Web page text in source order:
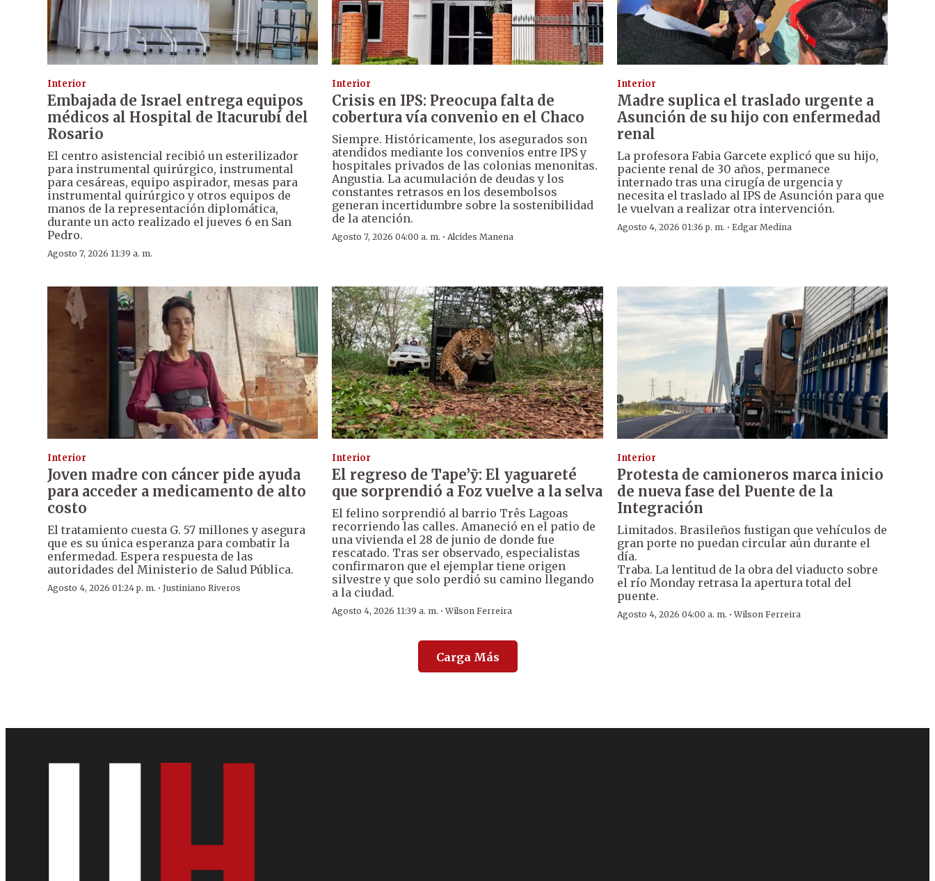
Interior
Embajada de Israel entrega equipos
médicos al Hospital de Itacurubí del
Rosario
El centro asistencial recibió un esterilizador
para instrumental quirúrgico, instrumental
para cesáreas, equipo aspirador, mesas para
instrumental quirúrgico y otros equipos de
manos de la representación diplomática,
durante un acto realizado el jueves 6 en San
Pedro.
Agosto 7, 2026 11:39 a. m.
Interior
Crisis en IPS: Preocupa falta de
cobertura vía convenio en el Chaco
Siempre. Históricamente, los asegurados son
atendidos mediante los convenios entre IPS y
hospitales privados de las colonias menonitas.
Angustia. La acumulación de deudas y los
constantes retrasos en los desembolsos
generan incertidumbre sobre la sostenibilidad
de la atención.
Agosto 7, 2026 04:00 a. m. ·Alcides Manena
Interior
Madre suplica el traslado urgente a
Asunción de su hijo con enfermedad
renal
La profesora Fabia Garcete explicó que su hijo,
paciente renal de 30 años, permanece
internado tras una cirugía de urgencia y
necesita el traslado al IPS de Asunción para que
le vuelvan a realizar otra intervención.
Agosto 4, 2026 01:36 p. m. · Edgar Medina
Interior
Joven madre con cáncer pide ayuda
para acceder a medicamento de alto
costo
El tratamiento cuesta G. 57 millones y asegura
que es su única esperanza para combatir la
enfermedad. Espera respuesta de las
autoridades del Ministerio de Salud Pública.
Agosto 4, 2026 01:24 p. m. · Justiniano Riveros
Interior
El regreso de Tape’ỹ: El yaguareté
que sorprendió a Foz vuelve a la selva
El felino sorprendió al barrio Três Lagoas
recorriendo las calles. Amaneció en el patio de
una vivienda el 28 de junio de donde fue
rescatado. Tras ser observado, especialistas
confirmaron que el ejemplar tiene origen
silvestre y que solo perdió su camino llegando
a la ciudad.
Agosto 4, 2026 11:39 a. m. ·Wilson Ferreira
Interior
Protesta de camioneros marca inicio
de nueva fase del Puente de la
Integración
Limitados. Brasileños fustigan que vehículos de
gran porte no puedan circular aún durante el
día.
Traba. La lentitud de la obra del viaducto sobre
el río Monday retrasa la apertura total del
puente.
Agosto 4, 2026 04:00 a. m. ·Wilson Ferreira
Carga Más